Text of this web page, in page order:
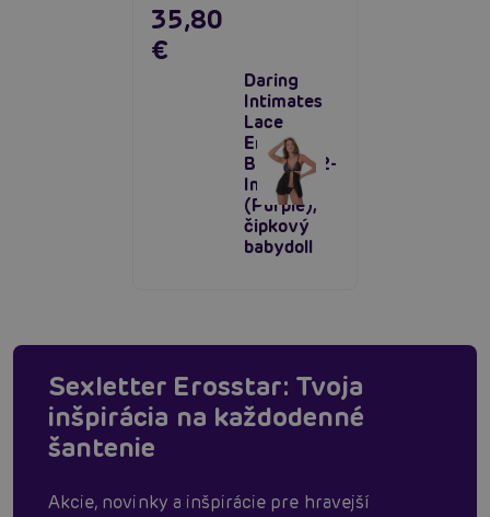
Daring
Intimates
Lace
Embrace
Babydoll 2-
In-1 Set
(Purple),
čipkový
babydoll
35,80
€
Sexletter Erosstar: Tvoja
inšpirácia na každodenné
šantenie
Akcie, novinky a inšpirácie pre hravejší